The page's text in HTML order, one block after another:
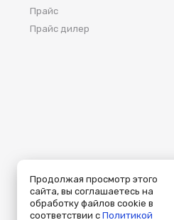
Прайс
Прайс дилер
Аксеум — Москва
115419, Москва, ул. Вавилова, д. 3
Продолжая просмотр этого
сайта, вы соглашаетесь на
обработку файлов cookie в
соответствии сПолитикой